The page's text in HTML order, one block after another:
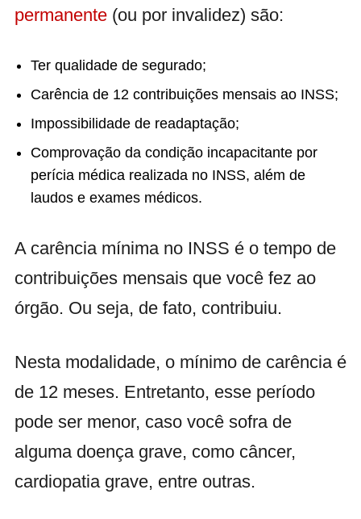
permanente (ou por invalidez) são:
Ter qualidade de segurado;
Carência de 12 contribuições mensais ao INSS;
Impossibilidade de readaptação;
Comprovação da condição incapacitante por
perícia médica realizada no INSS, além de
laudos e exames médicos.
A carência mínima no INSS é o tempo de
contribuições mensais que você fez ao
órgão. Ou seja, de fato, contribuiu.
Nesta modalidade, o mínimo de carência é
de 12 meses. Entretanto, esse período
pode ser menor, caso você sofra de
alguma doença grave, como câncer,
cardiopatia grave, entre outras.